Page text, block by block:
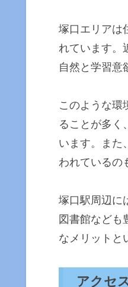
塚口エリアは
れています。
自然と学習意
このような環
ることが多く
います。また
われているの
塚口駅周辺に
図書館なども
なメリットと
アクセ